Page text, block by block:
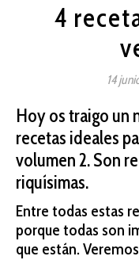
4
14
Hoy os traigo un
recetas ideales
volumen 2. Son
riquísimas.
Entre todas estas
porque todas son
que están.